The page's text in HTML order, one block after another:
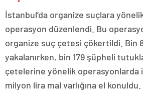
İstanbul’da organize suçlara
operasyon düzenlendi. Bu
organize suç çetesi çökertildi. Bin
yakalanırken, bin 179 şüpheli
çetelerine yönelik operasyonlarda
milyon lira mal varlığına el konuldu.